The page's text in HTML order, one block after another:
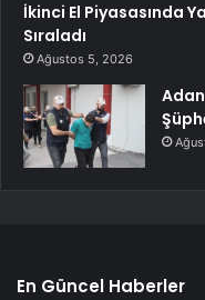
İkinci El Piyasasında
Sıraladı
Ağustos 5, 2026
En Güncel Haberler